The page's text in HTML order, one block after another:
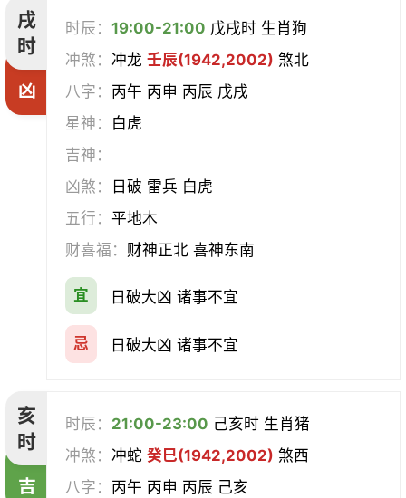
戌
时
凶
时辰：19:00-21:00 戊戌时 生肖狗
冲煞：冲龙壬辰(1942,2002) 煞北
八字： 丙午 丙申 丙辰 戊戌
星神： 白虎
吉神：
凶煞：
日破 雷兵 白虎
五行：平地木
财喜福： 财神正北 喜神东南
宜 日破大凶 诸事不宜
忌 日破大凶 诸事不宜
亥
时
吉
时辰： 21:00-23:00 己亥时 生肖猪
冲煞：冲蛇癸巳(1942,2002) 煞西
八字： 丙午 丙申 丙辰 己亥